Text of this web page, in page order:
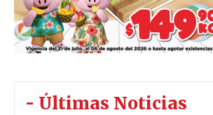
- Últimas Noticias